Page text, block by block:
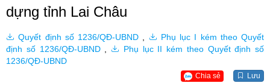
dựng tỉnh Lai Châu
Quyết định số 1236/QĐ-UBND
Phụ lục I kém theo Quyết
định số 1236/QĐ-UBND
Phụ lục II kém theo Quyết định số
1236/QĐ-UBND
Chia sẻ Lưu